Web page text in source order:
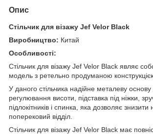
Опис
Стільчик для візажу Jef Velor Black
Виробництво: Китай
Особливості:
Стільчик для візажу Jef Velor Black являє
модель з ретельно продуманою
У даного стільчика надійне металеву
регулювання висоти, підставка під ніжки,
підлокітників і спинка, яка дозволяє
поперековий відділ.
Стільчик для візажу Jef Velor Black має